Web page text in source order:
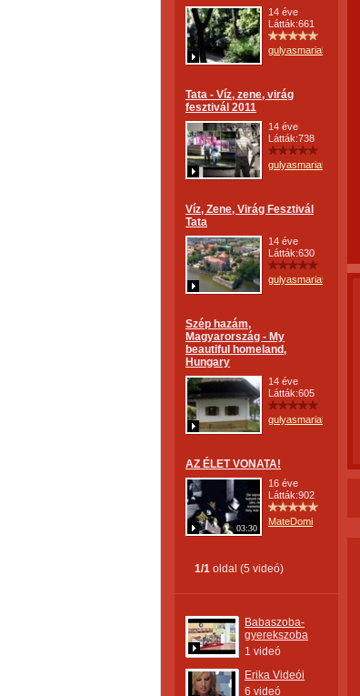
14 éve
Látták:661
gulyasmaria52
Tata - Víz, zene, virág
fesztivál 2011
14 éve
Látták:738
gulyasmaria52
Víz, Zene, Virág Fesztivál
Tata
14 éve
Látták:630
gulyasmaria52
Szép hazám,
Magyarország - My
beautiful homeland,
Hungary
14 éve
Látták:605
gulyasmaria52
AZ ÉLET VONATA!
03:30
16 éve
Látták:902
MateDomi
1/1 oldal (5 videó)
Babaszoba-
gyerekszoba
1 videó
Erika Videói
6 videó